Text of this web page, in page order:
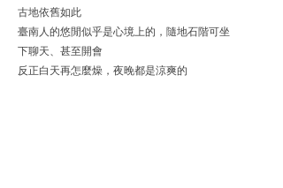
古地依舊如此
臺南人的悠閒似乎是心境上的，隨地石階可坐
下聊天、甚至開會
反正白天再怎麼燥，夜晚都是涼爽的